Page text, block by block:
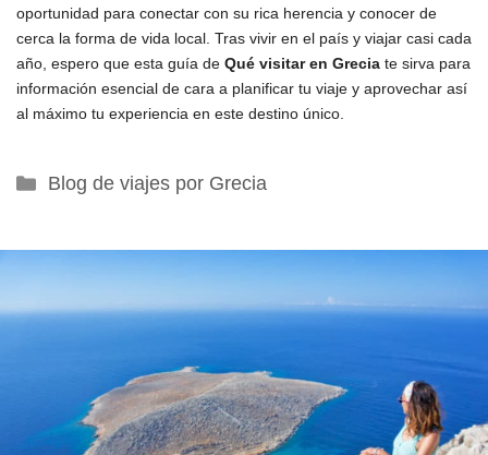
oportunidad para conectar con su rica herencia y conocer de
cerca la forma de vida local. Tras vivir en el país y viajar casi cada
año, espero que esta guía de Qué visitar en Grecia te sirva para
información esencial de cara a planificar tu viaje y aprovechar así
al máximo tu experiencia en este destino único.
Categorías
Blog de viajes por Grecia